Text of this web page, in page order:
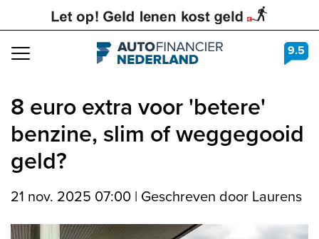
Navigation 9.5
8 euro extra voor 'betere'
benzine, slim of weggegooid
geld?
21 nov. 2025 07:00 | Geschreven door Laurens